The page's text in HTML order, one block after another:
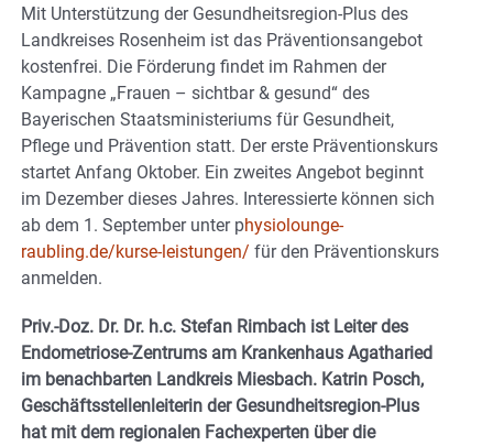
Mit Unterstützung der Gesundheitsregion-Plus des
Landkreises Rosenheim ist das Präventionsangebot
kostenfrei. Die Förderung findet im Rahmen der
Kampagne „Frauen – sichtbar & gesund“ des
Bayerischen Staatsministeriums für Gesundheit,
Pflege und Prävention statt. Der erste Präventionskurs
startet Anfang Oktober. Ein zweites Angebot beginnt
im Dezember dieses Jahres. Interessierte können sich
ab dem 1. September unter physiolounge-
raubling.de/kurse-leistungen/ für den Präventionskurs
anmelden.
Priv.-Doz. Dr. Dr. h.c. Stefan Rimbach ist Leiter des
Endometriose-Zentrums am Krankenhaus Agatharied
im benachbarten Landkreis Miesbach. Katrin Posch,
Geschäftsstellenleiterin der Gesundheitsregion-Plus
hat mit dem regionalen Fachexperten über die